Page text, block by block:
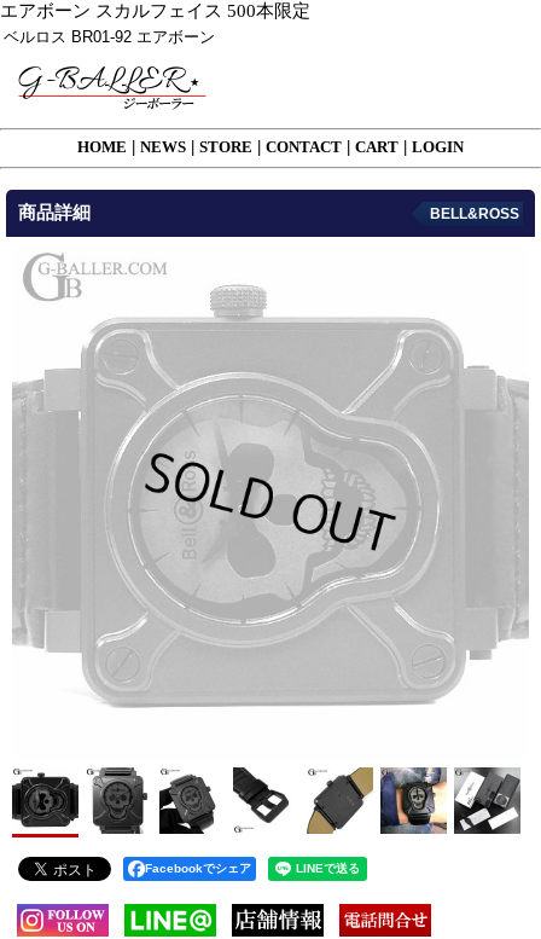
エアボーン スカルフェイス 500本限定
ベルロス BR01-92 エアボーン
HOME NEWS STORE CONTACT CART LOGIN
商品詳細 BELL&ROSS
Facebookでシェア